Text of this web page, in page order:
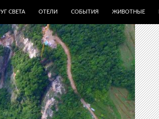
СВЕТА ОТЕЛИ СОБЫТИЯ ЖИВОТНЫЕ